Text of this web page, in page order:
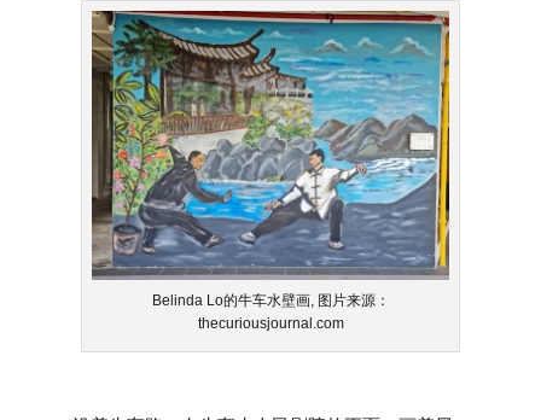
Belinda Lo的牛车水壁画, 图片来源：
thecuriousjournal.com